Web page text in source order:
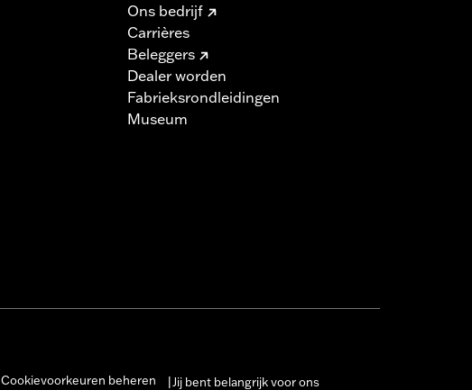
Ons bedrijf
Carrières
Beleggers
Dealer worden
Fabrieksrondleidingen
Museum
Cookievoorkeuren beheren Jij bent belangrijk voor ons